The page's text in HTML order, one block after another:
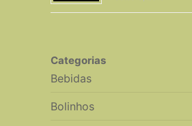
Categorias
Bebidas
Bolinhos